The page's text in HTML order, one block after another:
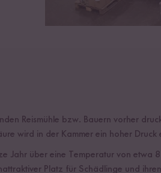
Reismühle bzw. Bauern vorher
wird in der Kammer ein hoher
Jahr über eine Temperatur von etwa
Platz für Schädlinge und